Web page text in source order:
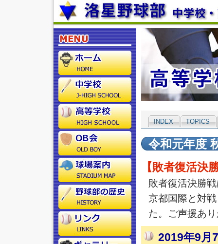
INDEX TOPICS
令和元年度
【敗者復活決
敗者復活決勝
京都国際と対
た。ご声援あ
2019年9